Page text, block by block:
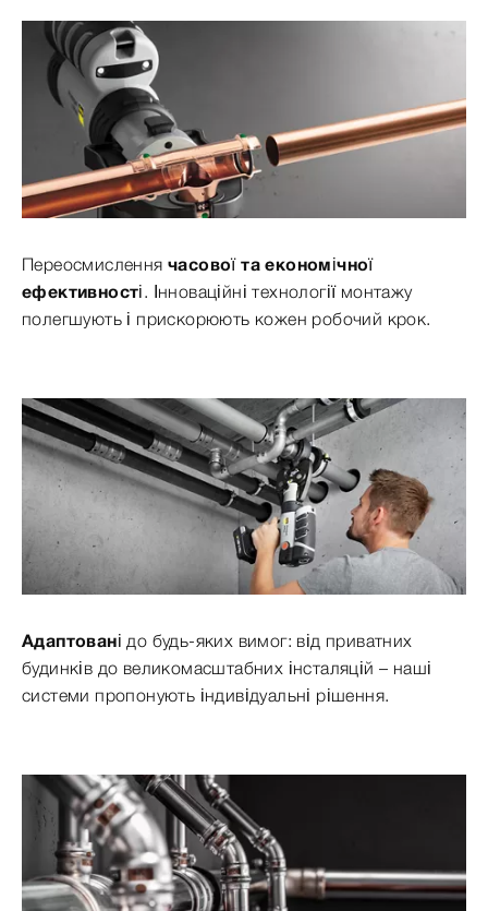
Переосмислення часової та економічної
ефективності. Інноваційні технології монтажу
полегшують і прискорюють кожен робочий крок.
Адаптовані до будь-яких вимог: від приватних
будинків до великомасштабних інсталяцій – наші
системи пропонують індивідуальні рішення.